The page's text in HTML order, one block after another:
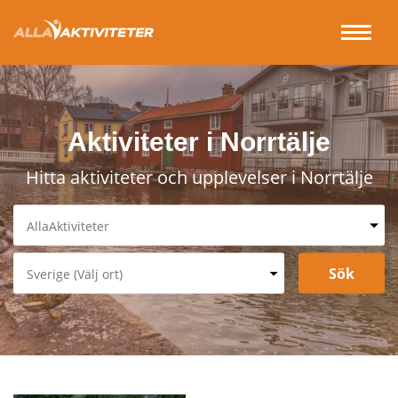
Aktiviteter i Norrtälje
Hitta aktiviteter och upplevelser i Norrtälje
Spa & Relax
Underhållning & Spel
Sverige (Välj ort)